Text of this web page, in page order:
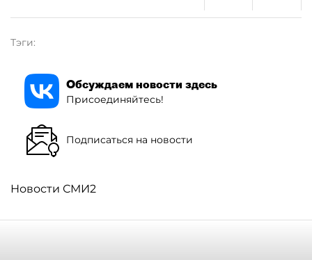
Тэги:
Обсуждаем новости здесь
Присоединяйтесь!
Подписаться на новости
Новости СМИ2